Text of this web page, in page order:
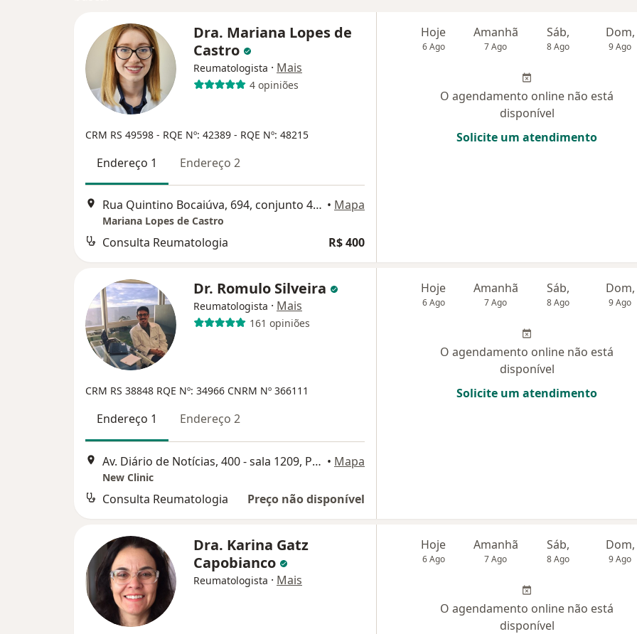
Dra. Mariana Lopes de
Castro
Reumatologista · Mais
4 opiniões
CRM RS 49598 - RQE Nº: 42389 - RQE Nº: 48215
Endereço 1 Endereço 2
Rua Quintino Bocaiúva, 694, conjunto 408, Porto Alegre • Mapa
Mariana Lopes de Castro
Consulta Reumatologia R$ 400
Hoje
6 Ago
Amanhã
7 Ago
Sáb,
8 Ago
Dom,
9 Ago
O agendamento online não está
disponível
Solicite um atendimento
Dr. Romulo Silveira
Reumatologista · Mais
161 opiniões
CRM RS 38848 RQE Nº: 34966 CNRM Nº 366111
Endereço 1 Endereço 2
Av. Diário de Notícias, 400 - sala 1209, Porto Alegre • Mapa
New Clinic
Consulta Reumatologia Preço não disponível
Hoje
6 Ago
Amanhã
7 Ago
Sáb,
8 Ago
Dom,
9 Ago
O agendamento online não está
disponível
Solicite um atendimento
Dra. Karina Gatz
Capobianco
Reumatologista · Mais
Hoje
6 Ago
Amanhã
7 Ago
Sáb,
8 Ago
Dom,
9 Ago
O agendamento online não está
disponível